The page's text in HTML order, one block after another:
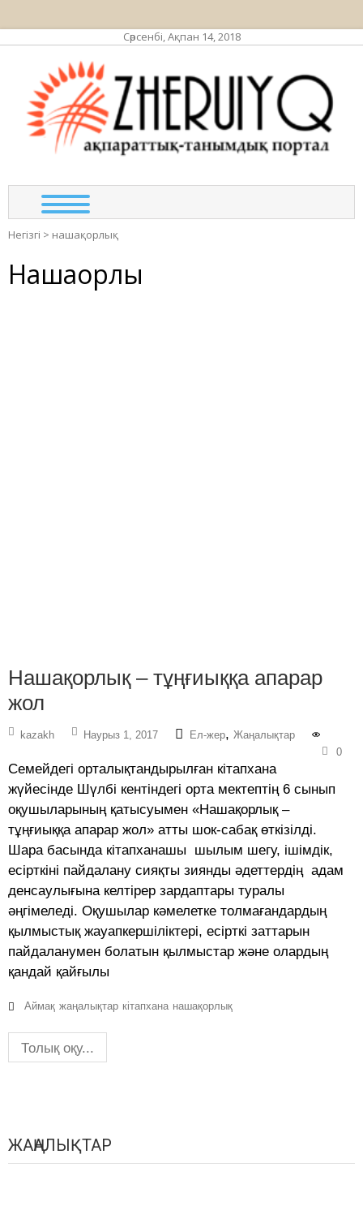
Сәрсенбі, Ақпан 14, 2018
Негізгі > нашақорлық
Нашақорлық
Нашақорлық – тұңғиыққа апарар
жол
kazakh Наурыз 1, 2017 Ел-жер, Жаңалықтар
0
Семейдегі орталықтандырылған кітапхана
жүйесінде Шүлбі кентіндегі орта мектептің 6 сынып
оқушыларының қатысуымен «Нашақорлық –
тұңғиыққа апарар жол» атты шок-сабақ өткізілді.
Шара басында кітапханашы шылым шегу, ішімдік,
есірткіні пайдалану сияқты зиянды әдеттердің адам
денсаулығына келтірер зардаптары туралы
әңгімеледі. Оқушылар кәмелетке толмағандардың
қылмыстық жауапкершіліктері, есірткі заттарын
пайдаланумен болатын қылмыстар және олардың
қандай қайғылы
Аймақ жаңалықтар кітапхана нашақорлық
Толық оқу...
ЖАҢАЛЫҚТАР